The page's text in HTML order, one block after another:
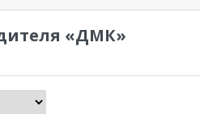
«ДМК»